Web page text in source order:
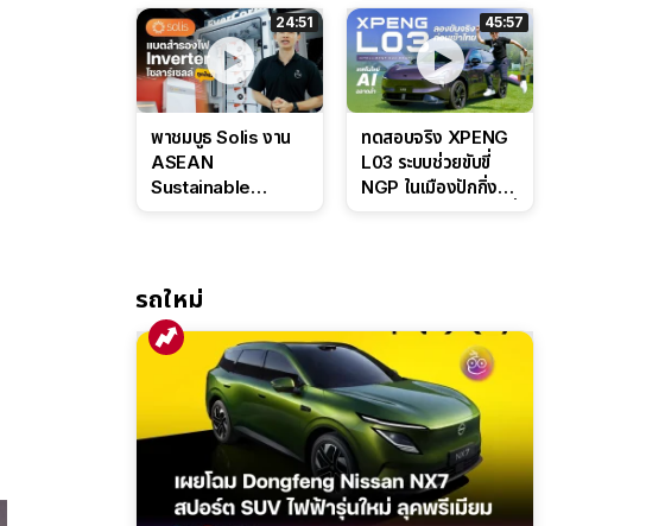
ล่างหนึบ ลุ้นราคา 7
แสนต้น
ดุดันสไตล์ครอบครัว
สายลุย
24:51
พาชมบูธ Solis งาน
ASEAN
Sustainable
IntelliHouse และ
EverCORE โซลูชัน
ESS ครบวงจร
45:57
ทดสอบจริง XPENG
L03 ระบบช่วยขับขี่
NGP ในเมืองปักกิ่ง
รถใหม่